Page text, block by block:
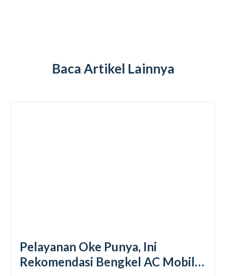
Baca Artikel Lainnya
Pelayanan Oke Punya, Ini
Rekomendasi Bengkel AC Mobil